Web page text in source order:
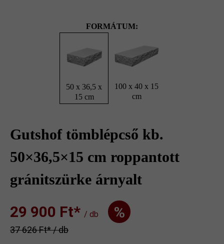
FORMÁTUM:
50 x 36,5 x
15 cm
100 x 40 x 15
cm
Gutshof tömblépcső kb.
50×36,5×15 cm roppantott
gránitszürke árnyalt
29 900 Ft‎‎‎* / db %
37 626 Ft‎‎‎* / db